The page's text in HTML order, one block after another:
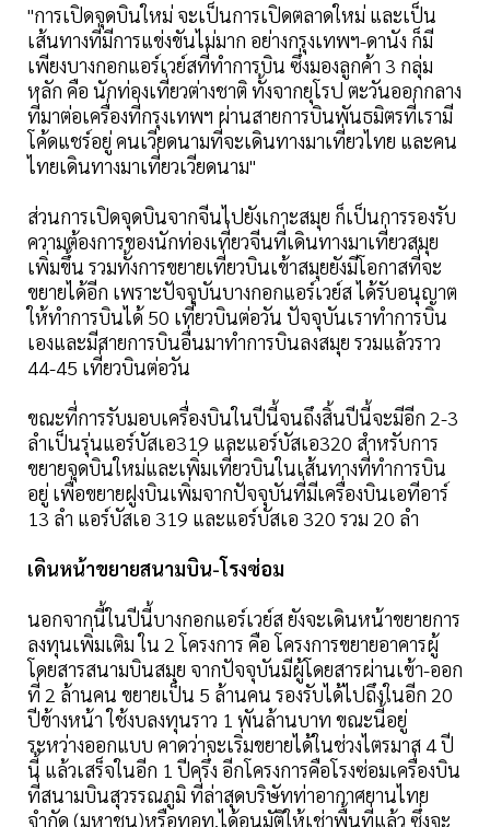
"การเปิดจุดบินใหม่ จะเป็นการเปิดตลาดใหม่ และเป็น
เส้นทางที่มีการแข่งขันไม่มาก อย่างกรุงเทพฯ-ดานัง ก็มี
เพียงบางกอกแอร์เวย์สที่ทำการบิน ซึ่งมองลูกค้า 3 กลุ่ม
หลัก คือ นักท่องเที่ยวต่างชาติ ทั้งจากยุโรป ตะวันออกกลาง
ที่มาต่อเครื่องที่กรุงเทพฯ ผ่านสายการบินพันธมิตรที่เรามี
โค้ดแชร์อยู่ คนเวียดนามที่จะเดินทางมาเที่ยวไทย และคน
ไทยเดินทางมาเที่ยวเวียดนาม"
ส่วนการเปิดจุดบินจากจีนไปยังเกาะสมุย ก็เป็นการรองรับ
ความต้องการของนักท่องเที่ยวจีนที่เดินทางมาเที่ยวสมุย
เพิ่มขึ้น รวมทั้งการขยายเที่ยวบินเข้าสมุยยังมีโอกาสที่จะ
ขยายได้อีก เพราะปัจจุบันบางกอกแอร์เวย์ส ได้รับอนุญาต
ให้ทำการบินได้ 50 เที่ยวบินต่อวัน ปัจจุบันเราทำการบิน
เองและมีสายการบินอื่นมาทำการบินลงสมุย รวมแล้วราว
44-45 เที่ยวบินต่อวัน
ขณะที่การรับมอบเครื่องบินในปีนี้จนถึงสิ้นปีนี้จะมีอีก 2-3
ลำเป็นรุ่นแอร์บัสเอ319 และแอร์บัสเอ320 สำหรับการ
ขยายจุดบินใหม่และเพิ่มเที่ยวบินในเส้นทางที่ทำการบิน
อยู่ เพื่อขยายฝูงบินเพิ่มจากปัจจุบันที่มีเครื่องบินเอทีอาร์
13 ลำ แอร์บัสเอ 319 และแอร์บัสเอ 320 รวม 20 ลำ
เดินหน้าขยายสนามบิน-โรงซ่อม
นอกจากนี้ในปีนี้บางกอกแอร์เวย์ส ยังจะเดินหน้าขยายการ
ลงทุนเพิ่มเติม ใน 2 โครงการ คือ โครงการขยายอาคารผู้
โดยสารสนามบินสมุย จากปัจจุบันมีผู้โดยสารผ่านเข้า-ออก
ที่ 2 ล้านคน ขยายเป็น 5 ล้านคน รองรับได้ไปถึงในอีก 20
ปีข้างหน้า ใช้งบลงทุนราว 1 พันล้านบาท ขณะนี้อยู่
ระหว่างออกแบบ คาดว่าจะเริ่มขยายได้ในช่วงไตรมาส 4 ปี
นี้ แล้วเสร็จในอีก 1 ปีครึ่ง อีกโครงการคือโรงซ่อมเครื่องบิน
ที่สนามบินสุวรรณภูมิ ที่ล่าสุดบริษัทท่าอากาศยานไทย
จำกัด (มหาชน)หรือทอท.ได้อนุมัติให้เช่าพื้นที่แล้ว ซึ่งจะ